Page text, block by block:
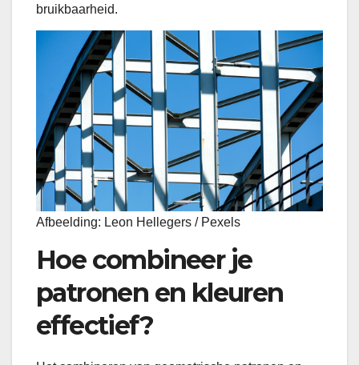
bruikbaarheid.
Afbeelding: Leon Hellegers / Pexels
Hoe combineer je
patronen en kleuren
effectief?